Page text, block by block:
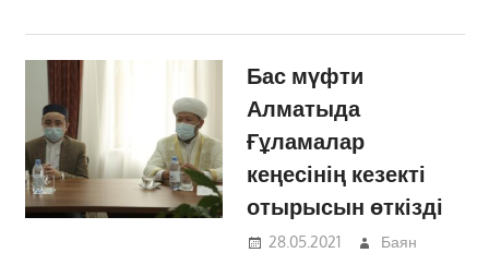
Бас мүфти
Алматыда
Ғұламалар
кеңесінің кезекті
отырысын өткізді
28.05.2021
Баян